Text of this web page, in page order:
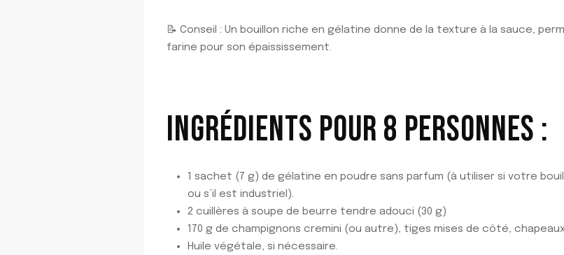
📝 Conseil : Un bouillon riche en gélatine donne de la texture à la sauce,
farine pour son épaississement.
INGRÉDIENTS POUR 8 PERSONNES :
1 sachet (7 g) de gélatine en poudre sans parfum (à utiliser si votre
ou s’il est industriel).
2 cuillères à soupe de beurre tendre adouci (30 g)
170 g de champignons cremini (ou autre), tiges mises de côté,
Huile végétale, si nécessaire.